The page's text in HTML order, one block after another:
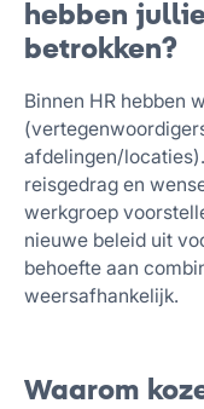
hebben
betrokken?
Binnen HR hebben
afdelingen/
reisgedrag en
werkgroep
nieuwe beleid uit
behoefte aan
weersafhankelijk.
Waarom